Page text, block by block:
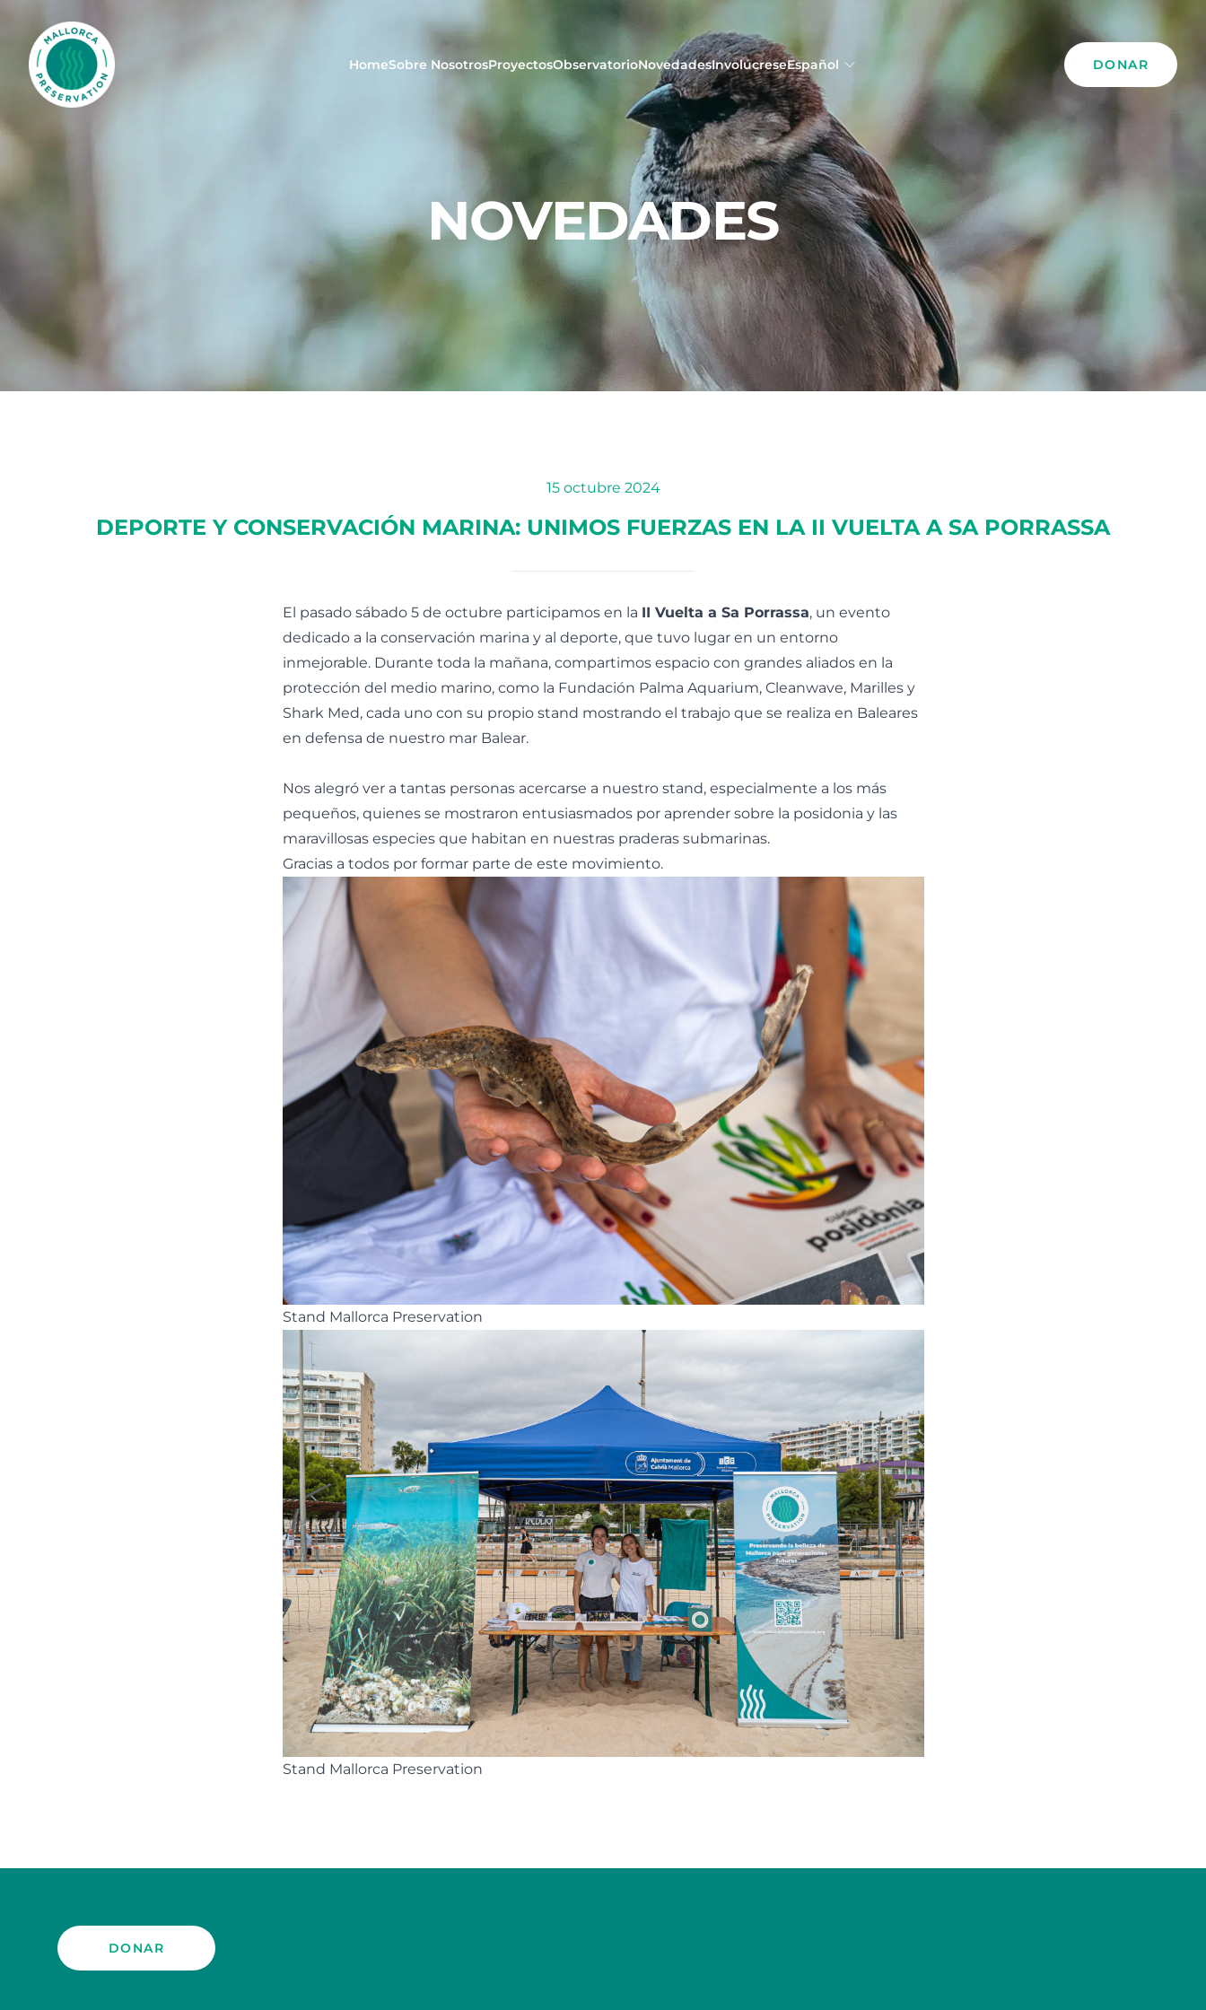
Mallorca Preservation Foundation
HomeSobre NosotrosProyectosObservatorioNovedadesInvolúcreseEspañol DONAR
NOVEDADES
15 octubre 2024
DEPORTE Y CONSERVACIÓN MARINA: UNIMOS FUERZAS EN LA II VUELTA A SA PORRASSA
El pasado sábado 5 de octubre participamos en la II Vuelta a Sa Porrassa, un evento
dedicado a la conservación marina y al deporte, que tuvo lugar en un entorno
inmejorable. Durante toda la mañana, compartimos espacio con grandes aliados en la
protección del medio marino, como la Fundación Palma Aquarium, Cleanwave, Marilles y
Shark Med, cada uno con su propio stand mostrando el trabajo que se realiza en Baleares
en defensa de nuestro mar Balear.
Nos alegró ver a tantas personas acercarse a nuestro stand, especialmente a los más
pequeños, quienes se mostraron entusiasmados por aprender sobre la posidonia y las
maravillosas especies que habitan en nuestras praderas submarinas.
Gracias a todos por formar parte de este movimiento.
Stand Mallorca Preservation
Stand Mallorca Preservation
DONAR